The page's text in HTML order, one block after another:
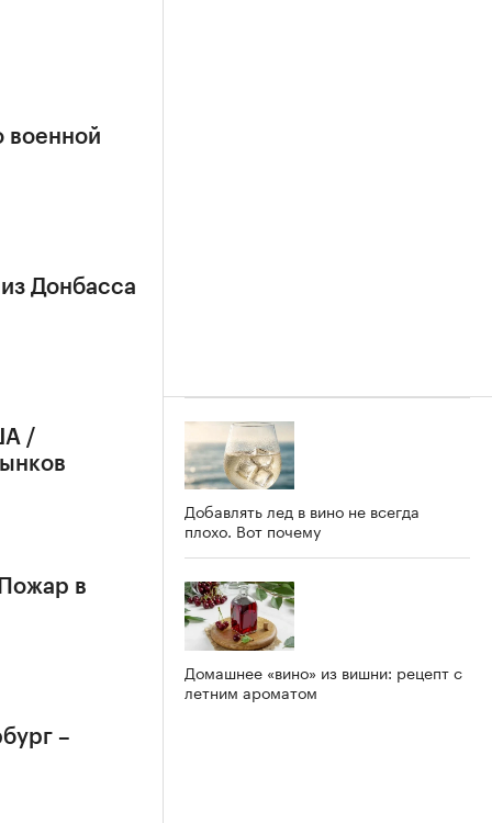
военной
Донбасса
/
в
–
Добавлять лед в вино не всегда
плохо. Вот почему
Домашнее «вино» из вишни: рецепт с
летним ароматом